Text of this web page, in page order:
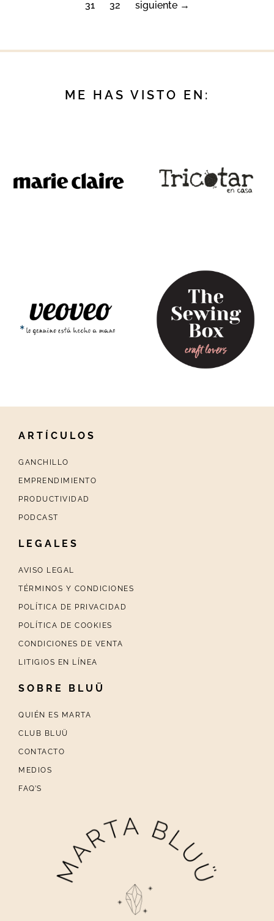
31
32 siguiente →
ME HAS VISTO EN:
ARTÍCULOS
GANCHILLO
EMPRENDIMIENTO
PRODUCTIVIDAD
PODCAST
LEGALES
AVISO LEGAL
TÉRMINOS Y CONDICIONES
POLÍTICA DE PRIVACIDAD
POLÍTICA DE COOKIES
CONDICIONES DE VENTA
LITIGIOS EN LÍNEA
SOBRE BLUÜ
QUIÉN ES MARTA
CLUB BLUÜ
CONTACTO
MEDIOS
FAQ’S